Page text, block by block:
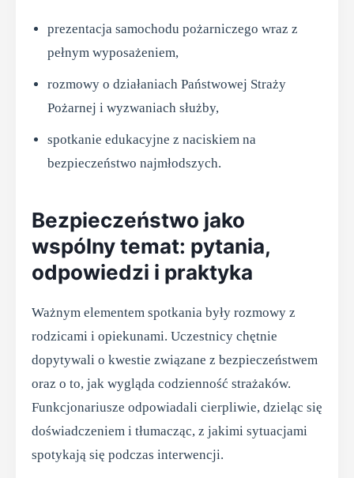
prezentacja samochodu pożarniczego wraz z
pełnym wyposażeniem,
rozmowy o działaniach Państwowej Straży
Pożarnej i wyzwaniach służby,
spotkanie edukacyjne z naciskiem na
bezpieczeństwo najmłodszych.
Bezpieczeństwo jako
wspólny temat: pytania,
odpowiedzi i praktyka
Ważnym elementem spotkania były rozmowy z
rodzicami i opiekunami. Uczestnicy chętnie
dopytywali o kwestie związane z bezpieczeństwem
oraz o to, jak wygląda codzienność strażaków.
Funkcjonariusze odpowiadali cierpliwie, dzieląc się
doświadczeniem i tłumacząc, z jakimi sytuacjami
spotykają się podczas interwencji.